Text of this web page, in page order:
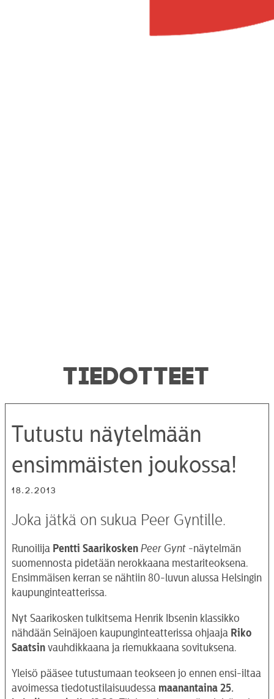
TIEDOTTEET
Tutustu näytelmään
ensimmäisten joukossa!
18.2.2013
Joka jätkä on sukua Peer Gyntille.
Runoilija Pentti Saarikosken Peer Gynt -näytelmän
suomennosta pidetään nerokkaana mestariteoksena.
Ensimmäisen kerran se nähtiin 80-luvun alussa Helsingin
kaupunginteatterissa.
Nyt Saarikosken tulkitsema Henrik Ibsenin klassikko
nähdään Seinäjoen kaupunginteatterissa ohjaaja Riko
Saatsin vauhdikkaana ja riemukkaana sovituksena.
Yleisö pääsee tutustumaan teokseen jo ennen ensi-iltaa
avoimessa tiedotustilaisuudessa maanantaina 25.